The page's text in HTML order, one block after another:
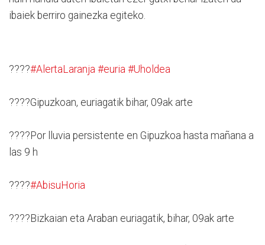
ibaiek berriro gainezka egiteko.
????#AlertaLaranja #euria #Uholdea
????Gipuzkoan, euriagatik bihar, 09ak arte
????Por lluvia persistente en Gipuzkoa hasta mañana a
las 9 h
????#AbisuHoria
????Bizkaian eta Araban euriagatik, bihar, 09ak arte